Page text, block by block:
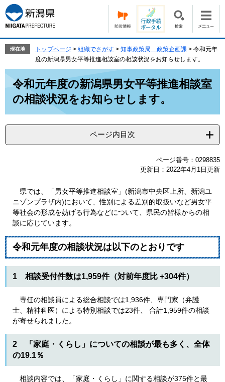
ー
ジ
の
で
ニ
ュ
ー
ば
現在地 トップページ > 組織でさがす > 知事政策局 政策企画課 > 令和元年
度の新潟県男女平等推進相談室の相談状況をお知らせします。
令和元年度の新潟県男女平等推進相談室
の相談状況をお知らせします。
ページ内目次
ページ番号：0298835
更新日：2022年4月1日更新
県では、「男女平等推進相談室」(新潟市中央区上所、新潟ユ
ニゾンプラザ内)において、性別による差別的取扱いなど男女平
等社会の形成を妨げる行為などについて、県民の皆様からの相
談に応じています。
令和元年度の相談状況は以下のとおりです
1 相談受付件数は1,959件（対前年度比 +304件）
専任の相談員による総合相談では1,936件、専門家（弁護
士、精神科医）による特別相談では23件、 合計1,959件の相談
が寄せられました。
2 「家庭・くらし」についての相談が最も多く、全体
の19.1％
相談内容では、「家庭・くらし」に関する相談が375件と最